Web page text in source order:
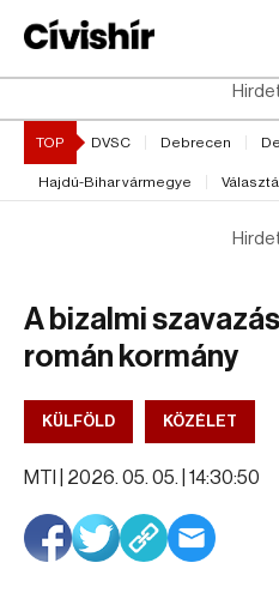
TOP DVSC Debrecen
Hajdú-Bihar vármegye
A bizalmi
román kormány
KÜLFÖLD KÖZÉLET
MTI | 2026. 05. 05. | 14:30:50